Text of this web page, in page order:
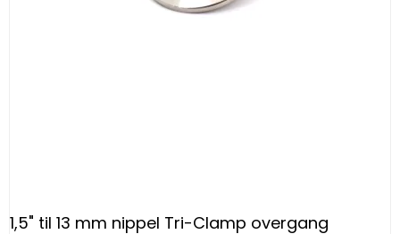
1,5" til 13 mm nippel Tri-Clamp overgang